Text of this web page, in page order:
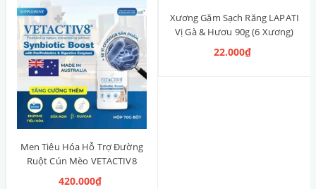
Men Tiêu Hóa Hỗ Trợ Đường
Ruột Cún Mèo VETACTIV8
Synbiotic Boost Úc 70g
420.000₫
Xương Gặm Sạch Răng LAPATI
Vị Gà & Hươu 90g (6 Xương)
22.000₫